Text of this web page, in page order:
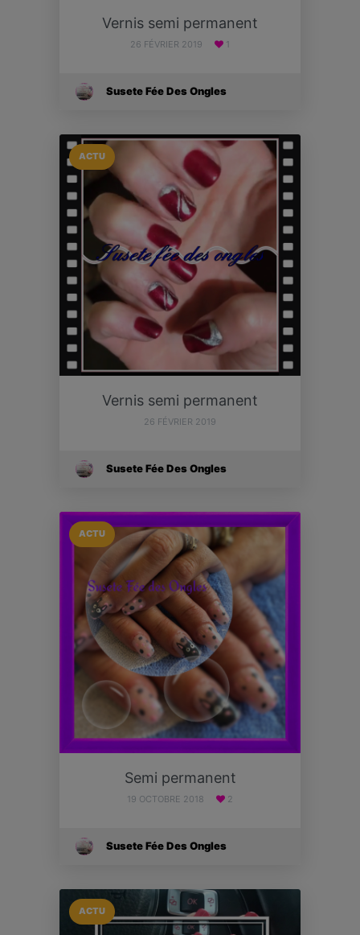
Vernis semi permanent
26 FÉVRIER 2019 1
Susete Fée Des Ongles
ACTU
Vernis semi permanent
26 FÉVRIER 2019
Susete Fée Des Ongles
ACTU
Semi permanent
19 OCTOBRE 2018 2
Susete Fée Des Ongles
ACTU